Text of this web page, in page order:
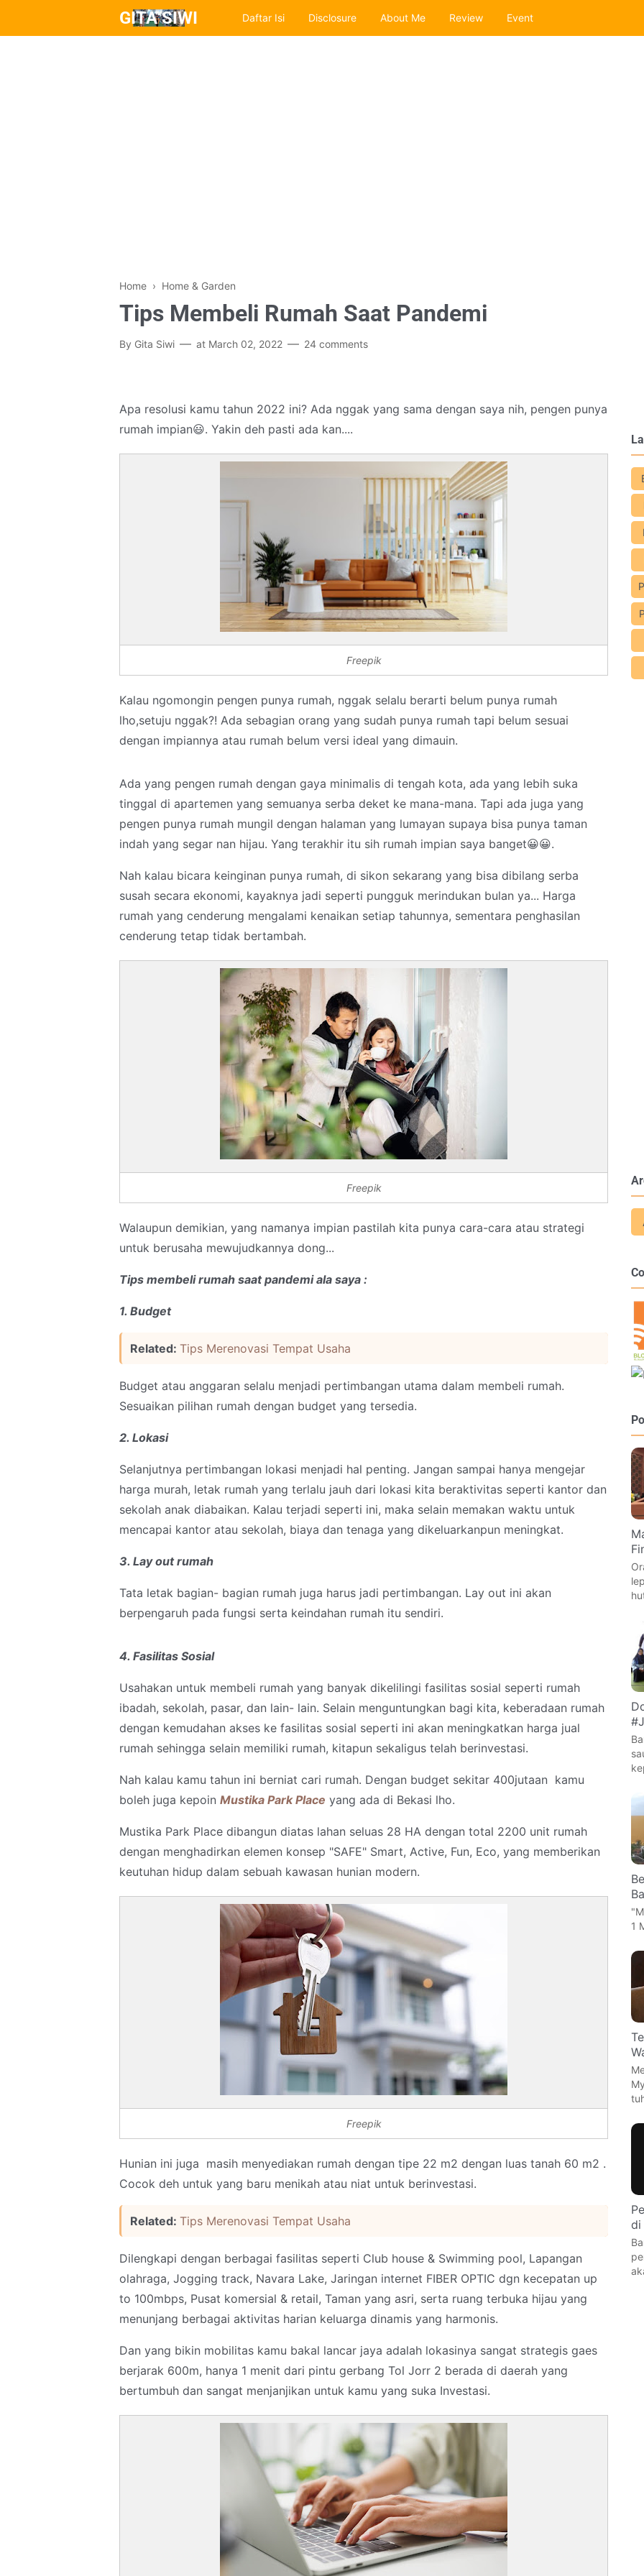
GITA SIWI Daftar Isi Disclosure About Me Review Event
Home › Home & Garden
Tips Membeli Rumah Saat Pandemi
By Gita Siwi at March 02, 2022 24 comments
Apa resolusi kamu tahun 2022 ini? Ada nggak yang sama dengan saya nih, pengen punya
rumah impian😃. Yakin deh pasti ada kan....
Freepik
Kalau ngomongin pengen punya rumah, nggak selalu berarti belum punya rumah
lho,setuju nggak?! Ada sebagian orang yang sudah punya rumah tapi belum sesuai
dengan impiannya atau rumah belum versi ideal yang dimauin.
Ada yang pengen rumah dengan gaya minimalis di tengah kota, ada yang lebih suka
tinggal di apartemen yang semuanya serba deket ke mana-mana. Tapi ada juga yang
pengen punya rumah mungil dengan halaman yang lumayan supaya bisa punya taman
indah yang segar nan hijau. Yang terakhir itu sih rumah impian saya banget😀😀.
Nah kalau bicara keinginan punya rumah, di sikon sekarang yang bisa dibilang serba
susah secara ekonomi, kayaknya jadi seperti pungguk merindukan bulan ya... Harga
rumah yang cenderung mengalami kenaikan setiap tahunnya, sementara penghasilan
cenderung tetap tidak bertambah.
Freepik
Walaupun demikian, yang namanya impian pastilah kita punya cara-cara atau strategi
untuk berusaha mewujudkannya dong...
Tips membeli rumah saat pandemi ala saya :
1. Budget
Related: Tips Merenovasi Tempat Usaha
Budget atau anggaran selalu menjadi pertimbangan utama dalam membeli rumah.
Sesuaikan pilihan rumah dengan budget yang tersedia.
2. Lokasi
Selanjutnya pertimbangan lokasi menjadi hal penting. Jangan sampai hanya mengejar
harga murah, letak rumah yang terlalu jauh dari lokasi kita beraktivitas seperti kantor dan
sekolah anak diabaikan. Kalau terjadi seperti ini, maka selain memakan waktu untuk
mencapai kantor atau sekolah, biaya dan tenaga yang dikeluarkanpun meningkat.
3. Lay out rumah
Tata letak bagian- bagian rumah juga harus jadi pertimbangan. Lay out ini akan
berpengaruh pada fungsi serta keindahan rumah itu sendiri.
4. Fasilitas Sosial
Usahakan untuk membeli rumah yang banyak dikelilingi fasilitas sosial seperti rumah
ibadah, sekolah, pasar, dan lain- lain. Selain menguntungkan bagi kita, keberadaan rumah
dengan kemudahan akses ke fasilitas sosial seperti ini akan meningkatkan harga jual
rumah sehingga selain memiliki rumah, kitapun sekaligus telah berinvestasi.
Nah kalau kamu tahun ini berniat cari rumah. Dengan budget sekitar 400jutaan kamu
boleh juga kepoin Mustika Park Place yang ada di Bekasi lho.
Mustika Park Place dibangun diatas lahan seluas 28 HA dengan total 2200 unit rumah
dengan menghadirkan elemen konsep "SAFE" Smart, Active, Fun, Eco, yang memberikan
keutuhan hidup dalam sebuah kawasan hunian modern.
Freepik
Hunian ini juga masih menyediakan rumah dengan tipe 22 m2 dengan luas tanah 60 m2 .
Cocok deh untuk yang baru menikah atau niat untuk berinvestasi.
Related: Tips Merenovasi Tempat Usaha
Dilengkapi dengan berbagai fasilitas seperti Club house & Swimming pool, Lapangan
olahraga, Jogging track, Navara Lake, Jaringan internet FIBER OPTIC dgn kecepatan up
to 100mbps, Pusat komersial & retail, Taman yang asri, serta ruang terbuka hijau yang
menunjang berbagai aktivitas harian keluarga dinamis yang harmonis.
Dan yang bikin mobilitas kamu bakal lancar jaya adalah lokasinya sangat strategis gaes
berjarak 600m, hanya 1 menit dari pintu gerbang Tol Jorr 2 berada di daerah yang
bertumbuh dan sangat menjanjikan untuk kamu yang suka Investasi.
1
di